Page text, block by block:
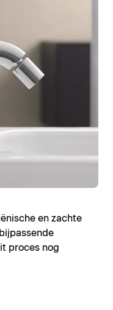
en zachte
proces nog